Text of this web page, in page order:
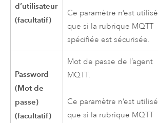
d’utilisateur
(facultatif)
Ce paramètre n’est utilisé
que si la rubrique MQTT
spécifiée est sécurisée.
Password
(Mot de
passe)
(facultatif)
Mot de passe de l’agent
MQTT.
Ce paramètre n’est utilisé
que si la rubrique MQTT